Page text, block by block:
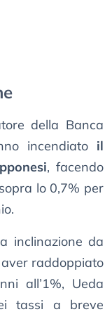
della Banca
incendiato il
, facendo
lo 0,7% per
inclinazione da
raddoppiato
all’1%, Ueda
tassi a breve